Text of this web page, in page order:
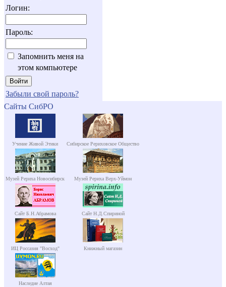
Логин:
Пароль:
Запомнить меня на
этом компьютере
Забыли свой пароль?
Сайты СибРО
Учение Живой Этики Сибирское Рериховское Общество
Музей Рериха Новосибирск Музей Рериха Верх-Уймон
Сайт Б.Н.Абрамова Сайт Н.Д.Спириной
ИЦ Россазия "Восход" Книжный магазин
Наследие Алтая